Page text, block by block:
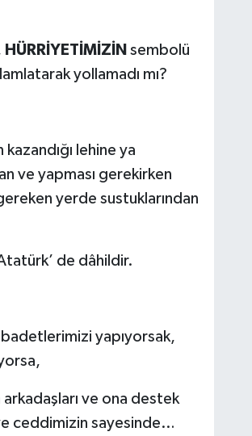
HÜRRİYETİMİZİN sembolü
yollamadı mı?
lehine ya
ve yapması gerekirken
yerde sustuklarından
de dâhildir.
yapıyorsak,
arkadaşları ve ona destek
ceddimizin sayesinde…